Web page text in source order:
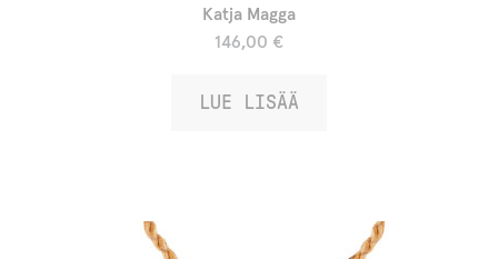
Katja Magga
146,00 €
LUE LISÄÄ